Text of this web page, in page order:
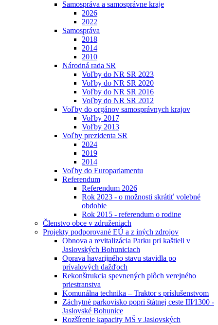
Samospráva a samosprávne kraje
2026
2022
Samospráva
2018
2014
2010
Národná rada SR
Voľby do NR SR 2023
Voľby do NR SR 2020
Voľby do NR SR 2016
Voľby do NR SR 2012
Voľby do orgánov samosprávnych krajov
Voľby 2017
Voľby 2013
Voľby prezidenta SR
2024
2019
2014
Voľby do Europarlamentu
Referendum
Referendum 2026
Rok 2023 - o možnosti skrátiť volebné
obdobie
Rok 2015 - referendum o rodine
Členstvo obce v združeniach
Projekty podporované EÚ a z iných zdrojov
Obnova a revitalizácia Parku pri kaštieli v
Jaslovských Bohuniciach
Oprava havarijného stavu stavidla po
prívalových dažďoch
Rekonštrukcia spevnených plôch verejného
priestranstva
Komunálna technika – Traktor s príslušenstvom
Záchytné parkovisko popri štátnej ceste III⁄1300 -
Jaslovské Bohunice
Rozšírenie kapacity MŠ v Jaslovských